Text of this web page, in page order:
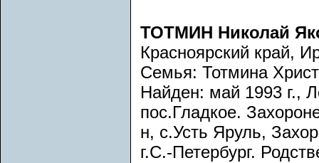
ТОТМИН Николай
Красноярский край,
Семья: Тотмина
Найден: май 1993 г.,
пос.Гладкое.
н, с.Усть Яруль,
г.С.-Петербург.